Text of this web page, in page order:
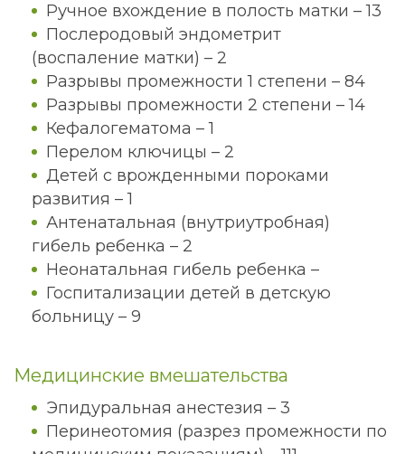
Ручное вхождение в полость матки – 13
Послеродовый эндометрит
(воспаление матки) – 2
Разрывы промежности 1 степени – 84
Разрывы промежности 2 степени – 14
Кефалогематома – 1
Перелом ключицы – 2
Детей с врожденными пороками
развития – 1
Антенатальная (внутриутробная)
гибель ребенка – 2
Неонатальная гибель ребенка –
Госпитализации детей в детскую
больницу – 9
Медицинские вмешательства
Эпидуральная анестезия – 3
Перинеотомия (разрез промежности по